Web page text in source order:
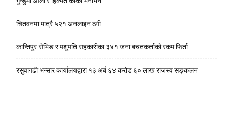
चितवनमा मात्रै ५२१ अनलाइन ठगी
कान्तिपुर सेभिङ र पशुपति सहकारीका ३४१ जना बचतकर्ताको रकम फिर्ता
रसुवागढी भन्सार कार्यालयद्वारा १३ अर्ब ६४ करोड ६० लाख राजस्व सङ्कलन